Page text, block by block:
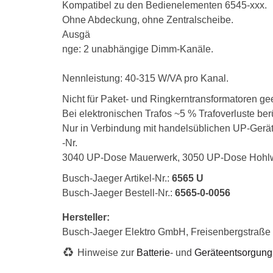
Kompatibel zu den Bedienelementen 6545-xxx.
Ohne Abdeckung, ohne Zentralscheibe.
Ausgä
nge: 2 unabhängige Dimm-Kanäle.
Nennleistung: 40-315 W/VA pro Kanal.
Nicht für Paket- und Ringkerntransformatoren
Bei elektronischen Trafos ~5 % Trafoverluste
Nur in Verbindung mit handelsüblichen UP-
-Nr.
3040 UP-Dose Mauerwerk, 3050 UP-Dose
Busch-Jaeger Artikel-Nr.: 6565 U
Busch-Jaeger Bestell-Nr.: 6565-0-0056
Hersteller:
Busch-Jaeger Elektro GmbH,
Hinweise zur Batterie- und Geräteentsorgung